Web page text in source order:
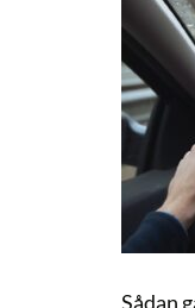
Sådan